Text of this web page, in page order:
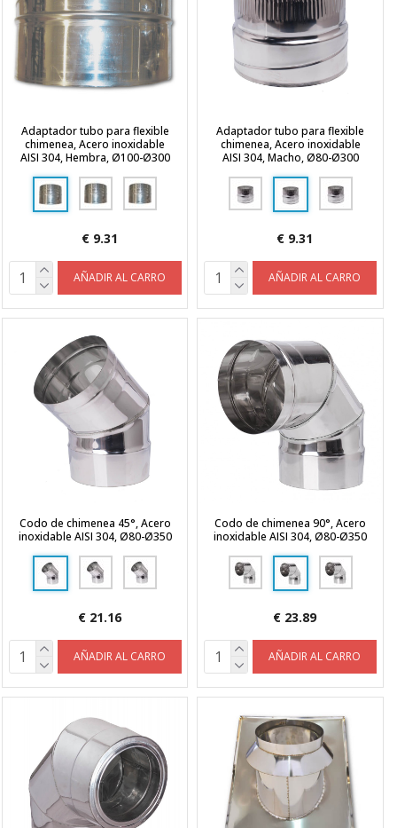
Adaptador tubo para flexible
chimenea, Acero inoxidable
AISI 304, Hembra, Ø100-Ø300
€ 9.31
AÑADIR AL CARRO
Adaptador tubo para flexible
chimenea, Acero inoxidable
AISI 304, Macho, Ø80-Ø300
€ 9.31
AÑADIR AL CARRO
Codo de chimenea 45°, Acero
inoxidable AISI 304, Ø80-Ø350
€ 21.16
AÑADIR AL CARRO
Codo de chimenea 90°, Acero
inoxidable AISI 304, Ø80-Ø350
€ 23.89
AÑADIR AL CARRO